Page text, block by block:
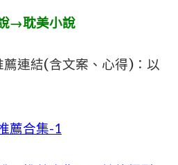
→耽美小說
連結(含文案、心得)：以
薦合集-1